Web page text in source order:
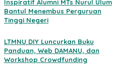
Inspiratif Alumni MTs Nurul Ulum
Bantul Menembus Perguruan
Tinggi Negeri
LTMNU DIY Luncurkan Buku
Panduan, Web DAMANU, dan
Workshop Crowdfunding